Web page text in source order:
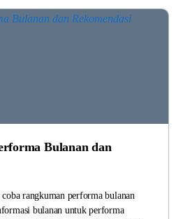
Bulanan dan
rangkuman performa bulanan
bulanan untuk performa